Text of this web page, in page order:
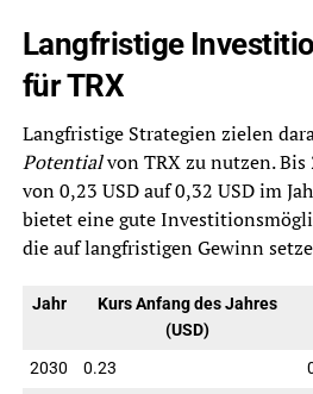
Langfristige
für TRX
Langfristige Strategien zielen
Potentialvon TRX zu nutzen. Bis
von 0,23 USD auf 0,32 USD im
bietet eine gute
die auf langfristigen Gewinn
Jahr
Kurs Anfang des Jahres
(USD)
2030
0.23